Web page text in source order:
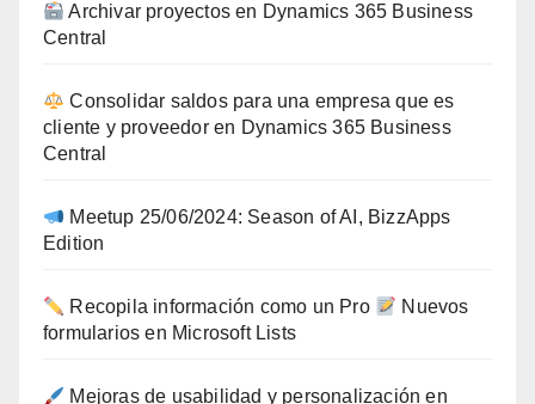
Archivar proyectos en Dynamics 365 Business
Central
Consolidar saldos para una empresa que es
cliente y proveedor en Dynamics 365 Business
Central
Meetup 25/06/2024: Season of AI, BizzApps
Edition
Recopila información como un Pro
Nuevos
formularios en Microsoft Lists
Mejoras de usabilidad y personalización en